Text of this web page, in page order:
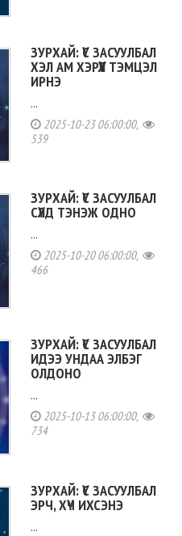
ЗУРХАЙ: ҮС ЗАСУУЛБАЛ
ХЭЛ АМ ХЭРҮҮЛ ТЭМЦЭЛ
ИРНЭ
...
2025-10-23 06:00:00,
539
ЗУРХАЙ: ҮС ЗАСУУЛБАЛ
СҮЛД ТЭНЭЖ ОДНО
...
2025-10-20 06:00:00,
466
ЗУРХАЙ: ҮС ЗАСУУЛБАЛ
ИДЭЭ УНДАА ЭЛБЭГ
ОЛДОНО
...
2025-10-13 06:00:00,
734
ЗУРХАЙ: ҮС ЗАСУУЛБАЛ
ЭРЧ, ХҮЧ ИХСЭНЭ
...